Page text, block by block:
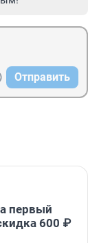
Отправить
первый
600 ₽